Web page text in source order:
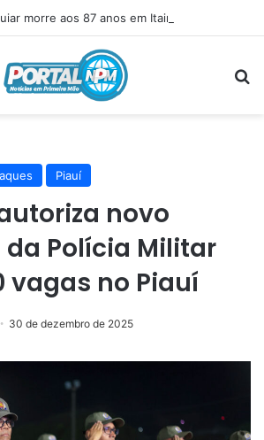
morre aos 87 anos em Itainópolis
Piauí
novo
Polícia Militar
vagas no Piauí
30 de dezembro de 2025